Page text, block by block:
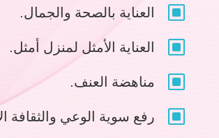
W العناية بالصحة والجمال.
W العناية الأمثل لمنزل أمثل.
W مناهضة العنف.
W
رفع سوية الوعي والثقافة